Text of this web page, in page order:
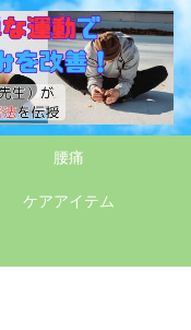
腰痛
ケアアイテム